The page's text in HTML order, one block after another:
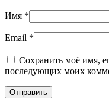
Имя *
Email *
Сохранить моё имя,
последующих моих